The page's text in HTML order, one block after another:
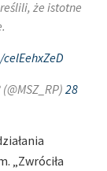
że istotne
28
„Zwróciła